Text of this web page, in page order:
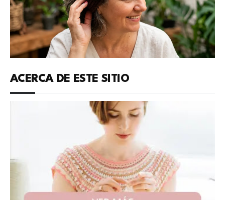
ACERCA DE ESTE SITIO